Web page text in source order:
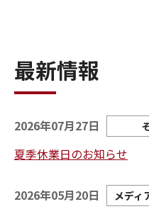
最新情報
2026年07月27日
夏季休業日のお知らせ
2026年05月20日 メディ